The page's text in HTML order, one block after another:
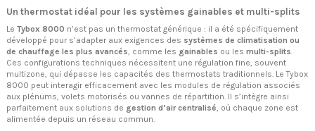
Un thermostat idéal pour les systèmes gainables et multi-splits
Le Tybox 8000 n’est pas un thermostat générique : il a été spécifiquement
développé pour s’adapter aux exigences des systèmes de climatisation ou
de chauffage les plus avancés, comme les gainables ou les multi-splits.
Ces configurations techniques nécessitent une régulation fine, souvent
multizone, qui dépasse les capacités des thermostats traditionnels. Le Tybox
8000 peut interagir efficacement avec les modules de régulation associés
aux plénums, volets motorisés ou vannes de répartition. Il s’intègre ainsi
parfaitement aux solutions de gestion d’air centralisé, où chaque zone est
alimentée depuis un réseau commun.